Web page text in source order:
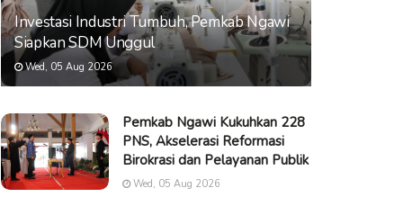
Investasi Industri Tumbuh, Pemkab Ngawi
Siapkan SDM Unggul
Wed, 05 Aug 2026
Pemkab Ngawi Kukuhkan 228
PNS, Akselerasi Reformasi
Birokrasi dan Pelayanan Publik
Wed, 05 Aug 2026